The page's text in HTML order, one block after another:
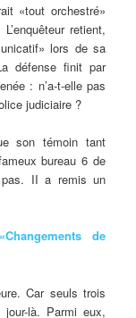
«tout orchestré»
retient,
lors de sa
défense finit par
: n’a-t-elle pas
judiciaire ?
son témoin tant
bureau 6 de
pas. II a remis un
de
Car seuls trois
là. Parmi eux,